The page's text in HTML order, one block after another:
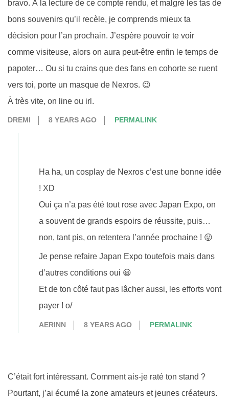
bravo. À la lecture de ce compte rendu, et malgré les tas de
bons souvenirs qu’il recèle, je comprends mieux ta
décision pour l’an prochain. J’espère pouvoir te voir
comme visiteuse, alors on aura peut-être enfin le temps de
papoter… Ou si tu crains que des fans en cohorte se ruent
vers toi, porte un masque de Nexros. 😉
À très vite, on line ou irl.
DREMI 8 YEARS AGO PERMALINK
Ha ha, un cosplay de Nexros c’est une bonne idée
! XD
Oui ça n’a pas été tout rose avec Japan Expo, on
a souvent de grands espoirs de réussite, puis…
non, tant pis, on retentera l’année prochaine ! 😛
Je pense refaire Japan Expo toutefois mais dans
d’autres conditions oui 😀
Et de ton côté faut pas lâcher aussi, les efforts vont
payer ! o/
AERINN 8 YEARS AGO PERMALINK
C’était fort intéressant. Comment ais-je raté ton stand ?
Pourtant, j’ai écumé la zone amateurs et jeunes créateurs.